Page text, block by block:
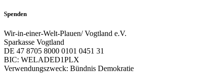
Spenden
Wir-in-einer-Welt-Plauen/ Vogtland e.V.
Sparkasse Vogtland
DE 47 8705 8000 0101 0451 31
BIC: WELADED1PLX
Verwendungszweck: Bündnis Demokratie